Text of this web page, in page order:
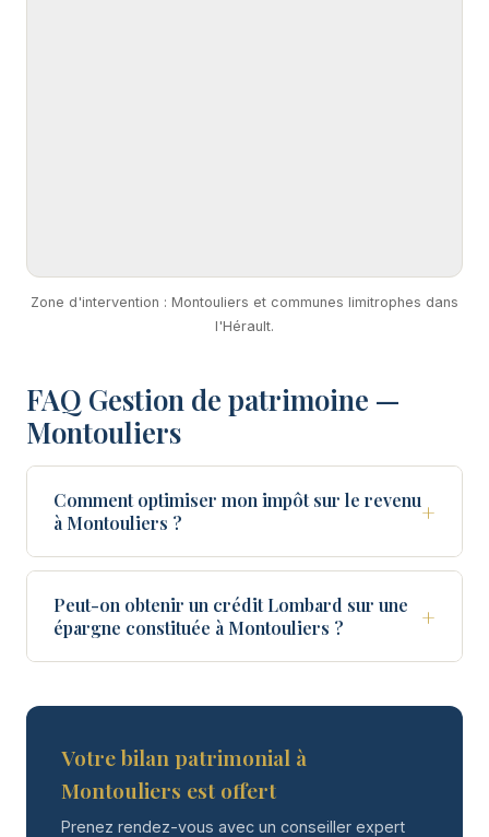
Zone d'intervention : Montouliers et communes limitrophes dans
l'Hérault.
FAQ Gestion de patrimoine —
Montouliers
Comment optimiser mon impôt sur le revenu
à Montouliers ?
+
Peut-on obtenir un crédit Lombard sur une
épargne constituée à Montouliers ?
+
Votre bilan patrimonial à
Montouliers est offert
Prenez rendez-vous avec un conseiller expert